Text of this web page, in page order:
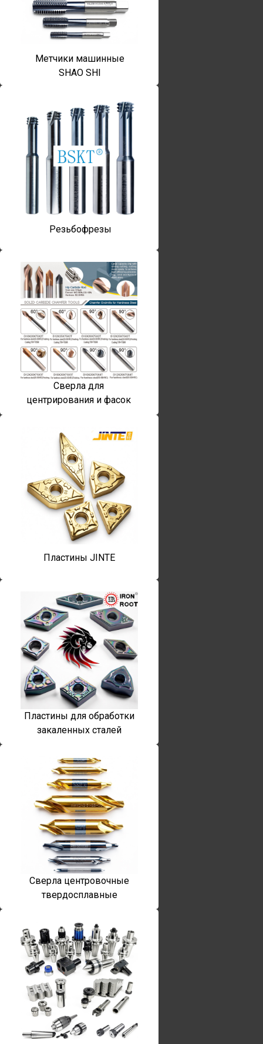
Метчики машинные
SHAO SHI
Резьбофрезы
Сверла для
центрирования и фасок
Пластины JINTE
Пластины для обработки
закаленных сталей
Сверла центровочные
твердосплавные